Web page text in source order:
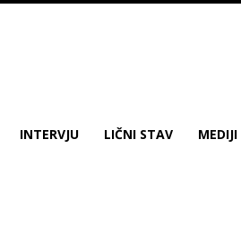
INTERVJU LIČNI STAV MEDIJI